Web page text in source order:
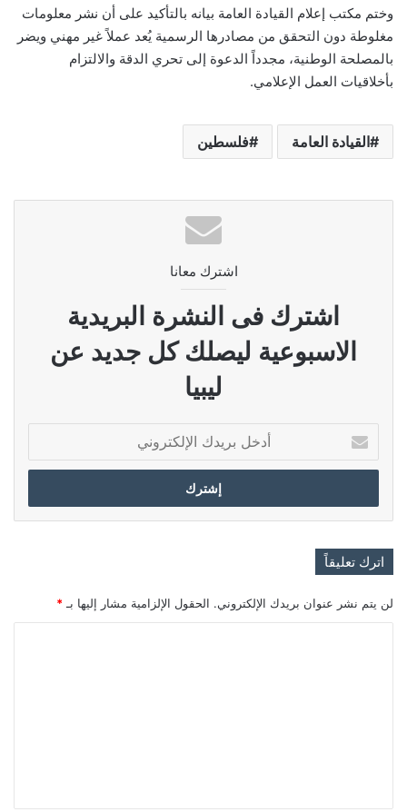
وختم مكتب إعلام القيادة العامة بيانه بالتأكيد على أن نشر معلومات
مغلوطة دون التحقق من مصادرها الرسمية يُعد عملاً غير مهني ويضر
بالمصلحة الوطنية، مجدداً الدعوة إلى تحري الدقة والالتزام
بأخلاقيات العمل الإعلامي.
القيادة العامة فلسطين
اشترك معانا
اشترك فى النشرة البريدية
الاسبوعية ليصلك كل جديد عن
ليبيا
بريدك
الإلكتروني
اترك تعليقاً
لن يتم نشر عنوان بريدك الإلكتروني. الحقول الإلزامية مشار إليها بـ *